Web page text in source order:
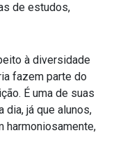
de estudos,
à diversidade
fazem parte do
É uma de suas
dia, já que alunos,
harmoniosamente,